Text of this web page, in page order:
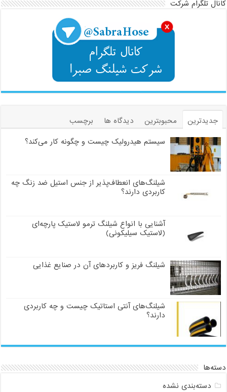
کانال تلگرام شرکت
جدیدترین محبوبترین دیدگاه ها
برچسب
سیستم هیدرولیک چیست و چگونه کار می‌کند؟
شیلنگ‌های انعطاف‌پذیر از جنس استیل ضد زنگ چه
کاربردی دارند؟
آشنایی با انواع شیلنگ ترمو لاستیک پارچه‌ای
(لاستیک سیلیکونی)
شیلنگ فریز و کاربردهای آن در صنایع غذایی
شیلنگ‌های آنتی استاتیک چیست و چه کاربردی
دارند؟
دسته‌ها
دسته‌بندی نشده